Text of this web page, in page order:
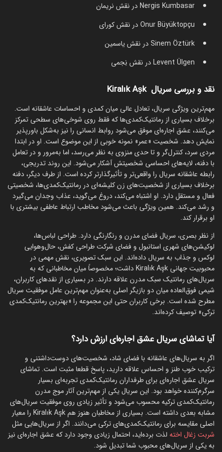
Nergis Kumbasar در نقش نریمان
Onur Büyüktopçu در نقش کورای
Sinem Öztürk در نقش یاسمین
Levent Ülgen در نقش نِجمی
نقد و بررسی سریال Kiralık Aşk
مهم‌ترین ویژگی سریال، تعادل عالی میان کمدی و احساسات عاشقانه است.
برخلاف بسیاری از رمانتیک‌کمدی‌ها که فقط روی شوخی‌های سطحی تمرکز
می‌کنند، عشق اجاره‌ای موفق می‌شود روابط انسانی را نیز به‌شکل باورپذیر
نمایش دهد. شخصیت «عمر» نمونه خوبی از این موضوع است. او در ابتدا
مردی سرد، کنترل‌گر و تا حدی منزوی به نظر می‌رسد، اما به‌مرور و در تعامل
با دفنه، لایه‌های احساسی شخصیتش آشکار می‌شود. این روند تدریجی،
رابطه عاشقانه سریال را واقعی‌تر و تأثیرگذارتر کرده است. از طرف دیگر، دفنه
برخلاف بسیاری از شخصیت‌های زن کلیشه‌ای در رمانتیک‌کمدی‌ها، شخصیتی
فعال و مستقل دارد. او اشتباه می‌کند، دروغ می‌گوید، عذاب وجدان می‌گیرد
و رشد می‌کند. همین ویژگی باعث می‌شود مخاطب ارتباط عاطفی بیشتری با
او برقرار کند.
از نظر بصری، سریال فضای مدرن و رنگارنگی دارد. طراحی لباس‌ها،
لوکیشن‌های شهری استانبول و فضای شرکت طراحی کفش، حال‌وهوایی
لوکس و جذاب به سریال داده‌اند. این سبک تصویری، نقش مهمی در
محبوبیت جهانی Kiralık Aşk داشت؛ مخصوصاً میان مخاطبانی که به
سریال‌های رمانتیک سبک مدرن علاقه دارند. در بسیاری از نقدهای کاربران،
شیمی فوق‌العاده میان دو بازیگر اصلی به‌عنوان مهم‌ترین عامل موفقیت سریال
مطرح شده است. برخی کاربران حتی این مجموعه را «بهترین رمانتیک‌کمدی
ترکی» توصیف کرده‌اند.
آیا تماشای سریال عشق اجاره‌ای ارزش دارد؟
اگر به سریال‌های عاشقانه با فضای شاد، شخصیت‌های دوست‌داشتنی و
ترکیب خوب طنز و احساس علاقه دارید، پاسخ قطعا مثبت است. تماشای
سریال عشق اجاره‌ای برای طرفداران رمانتیک‌کمدی تجربه‌ای بسیار
سرگرم‌کننده خواهد بود. این سریال یکی از مهم‌ترین آثار موج مدرن
رمانتیک‌کمدی ترکیه محسوب می‌شود و تأثیر زیادی روی موفقیت سریال‌های
مشابه بعدی داشته است. بسیاری از مخاطبان هنوز هم Kiralık Aşk را معیار
اصلی مقایسه برای رمانتیک‌کمدی‌های ترکی می‌دانند. اگر از سریال‌هایی مثل
شربت زغال اخته لذت برده‌اید، احتمال زیادی وجود دارد که عشق اجاره‌ای نیز
به یکی از سریال‌های محبوب شما تبدیل شود.